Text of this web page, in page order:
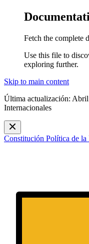
Fetch the complete
Use this file to
exploring further.
Skip to main content
Última actualización:
Internacionales
Constitución Política de